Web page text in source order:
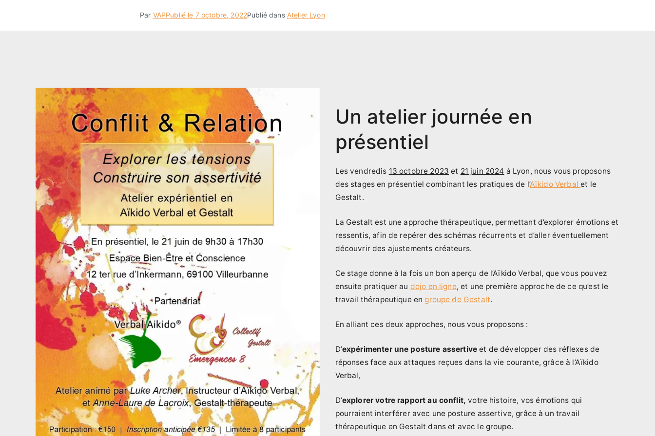
Par VAPPublié le 7 octobre, 2022Publié dans Atelier Lyon
Un atelier journée en
présentiel
Les vendredis 13 octobre 2023 et 21 juin 2024 à Lyon, nous vous proposons
des stages en présentiel combinant les pratiques de l’Aïkido Verbalet le
Gestalt.
La Gestalt est une approche thérapeutique, permettant d’explorer émotions et
ressentis, afin de repérer des schémas récurrents et d’aller éventuellement
découvrir des ajustements créateurs.
Ce stage donne à la fois un bon aperçu de l’Aïkido Verbal, que vous pouvez
ensuite pratiquer au dojo en ligne, et une première approche de ce qu’est le
travail thérapeutique engroupe de Gestalt.
En alliant ces deux approches, nous vous proposons :
D’expérimenter une posture assertive et de développer des réflexes de
réponses face aux attaques reçues dans la vie courante, grâce à l’Aïkido
Verbal,
D’explorer votre rapport au conflit, votre histoire, vos émotions qui
pourraient interférer avec une posture assertive, grâce à un travail
thérapeutique en Gestalt dans et avec le groupe.